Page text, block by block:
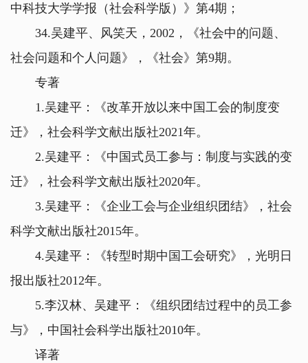
中科技大学学报（社会科学版）》第4期；
34.吴建平、风笑天，2002，《社会中的问题、
社会问题和个人问题》，《社会》第9期。
专著
1.吴建平：《改革开放以来中国工会的制度变
迁》，社会科学文献出版社2021年。
2.吴建平：《中国式员工参与：制度与实践的变
迁》，社会科学文献出版社2020年。
3.吴建平：《企业工会与企业组织团结》，社会
科学文献出版社2015年。
4.吴建平：《转型时期中国工会研究》，光明日
报出版社2012年。
5.李汉林、吴建平：《组织团结过程中的员工参
与》，中国社会科学出版社2010年。
译著